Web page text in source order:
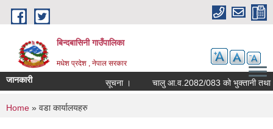
Skip to main content
बिन्दबासिनी गाउँपालिका
मधेश प्रदेश , नेपाल सरकार
जानकारी सूचना ।
You are here
Home » वडा कार्यालयहरु